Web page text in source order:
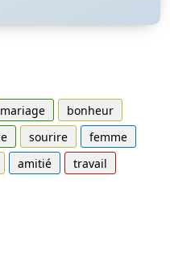
mariage
bonheur
sourire
femme
amitié
travail